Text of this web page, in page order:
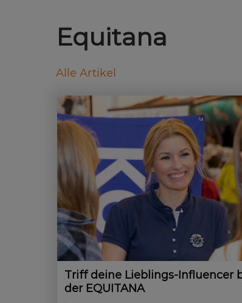
Equitana
Alle Artikel
Triff deine Lieblings-Influencer
der EQUITANA